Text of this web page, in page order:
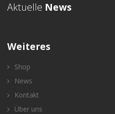
Aktuelle News
Weiteres
Shop
News
Kontakt
Über uns